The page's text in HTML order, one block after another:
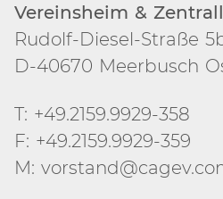
Vereinsheim &
Rudolf-Diesel-Straße
D-40670 Meerbusch
T: +49.2159.9929-358
F: +49.2159.9929-359
M: